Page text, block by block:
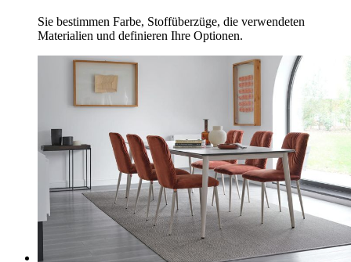
Sie bestimmen Farbe, Stoffüberzüge, die verwendeten
Materialien und definieren Ihre Optionen.